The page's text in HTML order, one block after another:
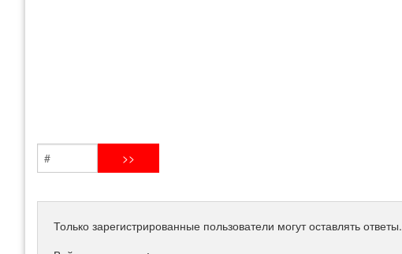
Только зарегистрированные пользователи могут оставлять ответы.